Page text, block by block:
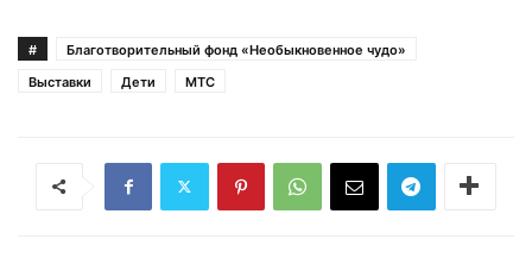
#
Благотворительный фонд «Необыкновенное чудо»
Выставки
Дети МТС